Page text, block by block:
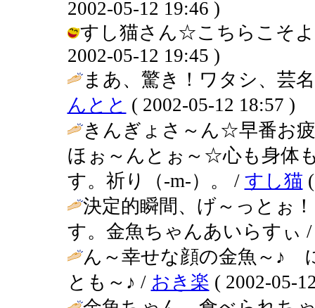
2002-05-12 19:46 )
すし猫さん☆こちらこそ
2002-05-12 19:45 )
まあ、驚き！ワタシ、芸
んとと ( 2002-05-12 18:57 )
きんぎょさ～ん☆早番お
ほぉ～んとぉ～☆心も身体
す。祈り（-m-）。 / すし猫
決定的瞬間、げ～っとぉ
す。金魚ちゃんあいらすぃ
ん～幸せな顔の金魚～♪
とも～♪ / おき楽 ( 2002-05-